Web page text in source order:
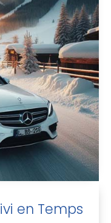
en Temps